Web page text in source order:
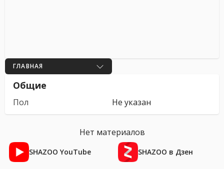
ГЛАВНАЯ
Общие
Пол Не указан
Нет материалов
SHAZOO YouTube SHAZOO в Дзен